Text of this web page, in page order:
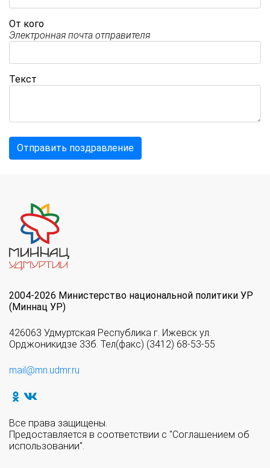
От кого
Электронная почта отправителя
Текст
2004-2026 Министерство национальной политики УР
(Миннац УР)
426063 Удмуртская Республика г. Ижевск ул.
Орджоникидзе 33б. Тел(факс) (3412) 68-53-55
mail@mn.udmr.ru
Все права защищены.
Предоставляется в соответствии с "Соглашением об
использовании".